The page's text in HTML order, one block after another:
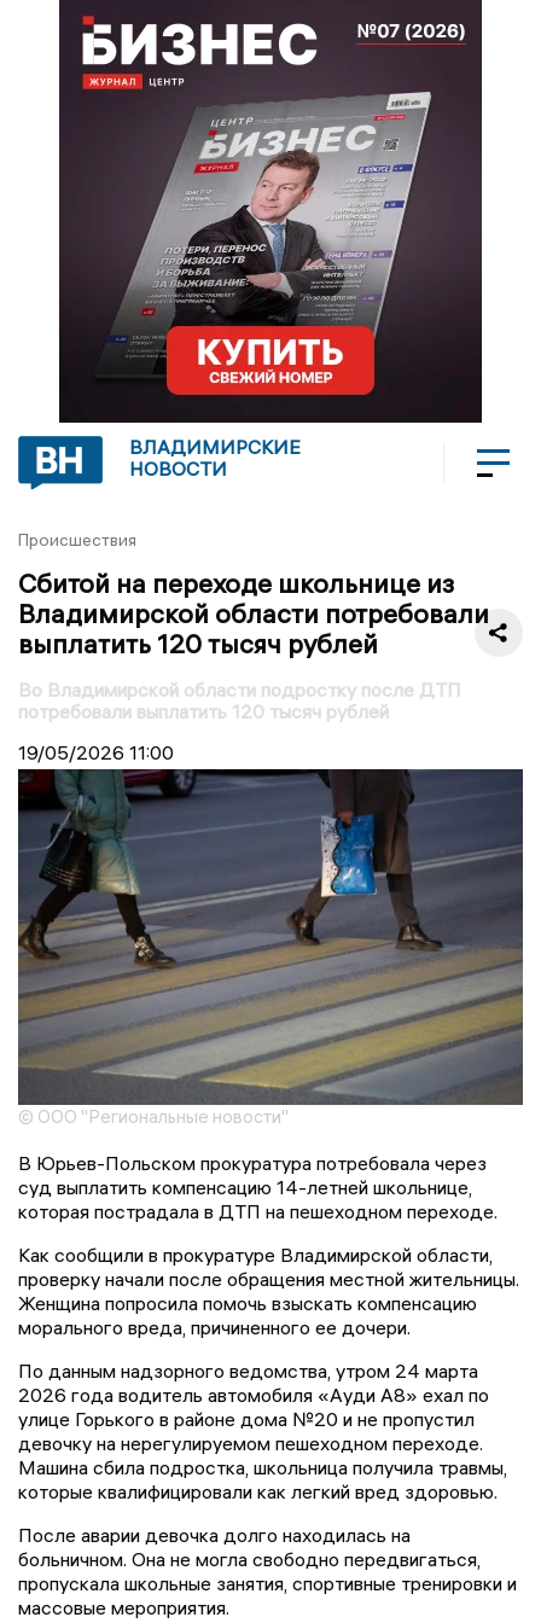
ВЛАДИМИРСКИЕ
НОВОСТИ
Происшествия
Сбитой на переходе школьнице из
Владимирской области потребовали
выплатить 120 тысяч рублей
Во Владимирской области подростку после ДТП
потребовали выплатить 120 тысяч рублей
19/05/2026 11:00
© ООО "Региональные новости"
В Юрьев-Польском прокуратура потребовала через
суд выплатить компенсацию 14-летней школьнице,
которая пострадала в ДТП на пешеходном переходе.
Как сообщили в прокуратуре Владимирской области,
проверку начали после обращения местной жительницы.
Женщина попросила помочь взыскать компенсацию
морального вреда, причиненного ее дочери.
По данным надзорного ведомства, утром 24 марта
2026 года водитель автомобиля «Ауди А8» ехал по
улице Горького в районе дома №20 и не пропустил
девочку на нерегулируемом пешеходном переходе.
Машина сбила подростка, школьница получила травмы,
которые квалифицировали как легкий вред здоровью.
После аварии девочка долго находилась на
больничном. Она не могла свободно передвигаться,
пропускала школьные занятия, спортивные тренировки и
массовые мероприятия.